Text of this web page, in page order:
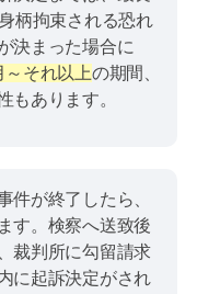
柄拘束される恐れ
決まった場合に
～それ以上の期間、
もあります。
件が終了したら、
す。検察へ送致後
裁判所に勾留請求
に起訴決定がされ